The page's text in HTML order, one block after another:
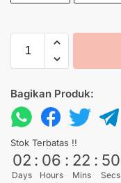
Bagikan Produk:
Stok Terbatas !!
02
Days
: 06
Hours
: 22
Mins
: 50
Secs